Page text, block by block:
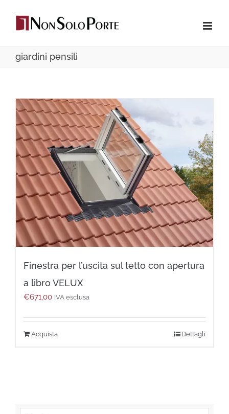
contenuto
giardini pensili
Finestra per l’uscita sul tetto con apertura
a libro VELUX
€671,00 IVA esclusa
Questo
possono
Dettagli